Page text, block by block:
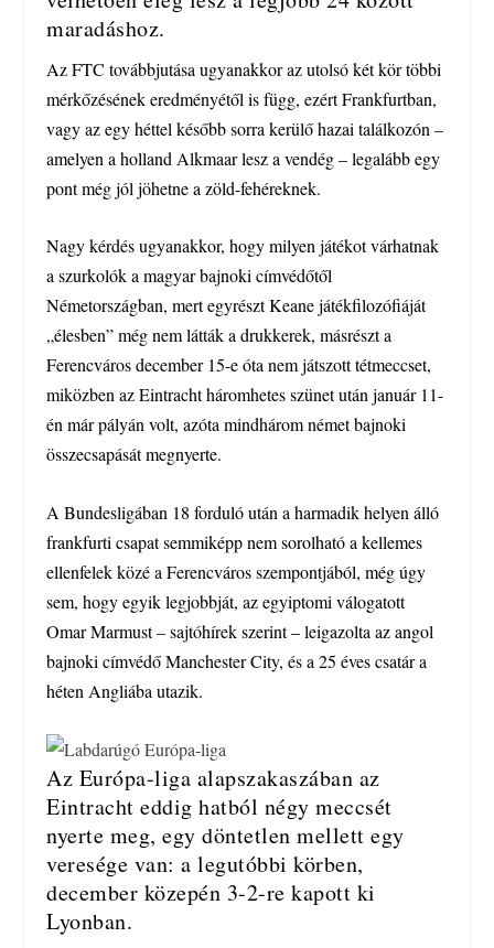
maradáshoz.
Az FTC továbbjutása ugyanakkor az utolsó két kör többi
mérkőzésének eredményétől is függ, ezért Frankfurtban,
vagy az egy héttel később sorra kerülő hazai találkozón –
amelyen a holland Alkmaar lesz a vendég – legalább egy
pont még jól jöhetne a zöld-fehéreknek.
Nagy kérdés ugyanakkor, hogy milyen játékot várhatnak
a szurkolók a magyar bajnoki címvédőtől
Németországban, mert egyrészt Keane játékfilozófiáját
„élesben” még nem látták a drukkerek, másrészt a
Ferencváros december 15-e óta nem játszott tétmeccset,
miközben az Eintracht háromhetes szünet után január 11-
én már pályán volt, azóta mindhárom német bajnoki
összecsapását megnyerte.
A Bundesligában 18 forduló után a harmadik helyen álló
frankfurti csapat semmiképp nem sorolható a kellemes
ellenfelek közé a Ferencváros szempontjából, még úgy
sem, hogy egyik legjobbját, az egyiptomi válogatott
Omar Marmust – sajtóhírek szerint – leigazolta az angol
bajnoki címvédő Manchester City, és a 25 éves csatár a
héten Angliába utazik.
Az Európa-liga alapszakaszában az
Eintracht eddig hatból négy meccsét
nyerte meg, egy döntetlen mellett egy
veresége van: a legutóbbi körben,
december közepén 3-2-re kapott ki
Lyonban.